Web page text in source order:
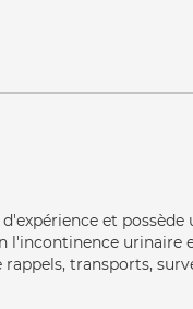
et
l'incontinence urinaire
transports,